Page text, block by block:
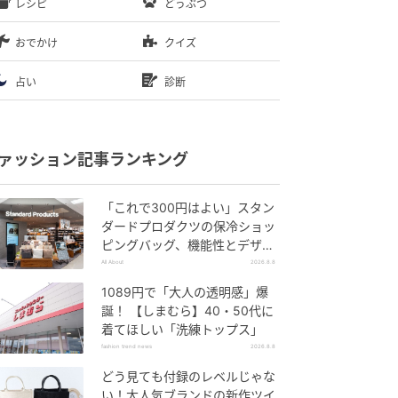
レシピ どうぶつ
おでかけ クイズ
占い 診断
ッション記事ランキング
「これで300円はよい」スタン
ダードプロダクツの保冷ショッ
ピングバッグ、機能性とデザイ
ンでネット大絶賛
All About 2026.8.8
1089円で「大人の透明感」爆
誕！ 【しまむら】40・50代に
着てほしい「洗練トップス」
fashion trend news 2026.8.8
どう見ても付録のレベルじゃな
い！大人気ブランドの新作ツイ